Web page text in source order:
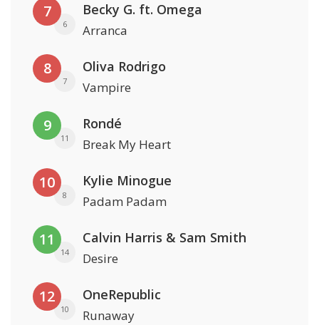
7
6
Becky G. ft. Omega
Arranca
8
7
Oliva Rodrigo
Vampire
9
11
Rondé
Break My Heart
10
8
Kylie Minogue
Padam Padam
11
14
Calvin Harris & Sam Smith
Desire
12
10
OneRepublic
Runaway